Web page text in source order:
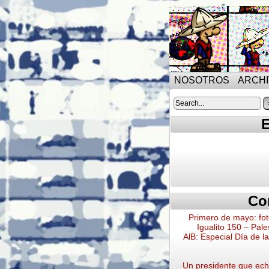
NOSOTROS
Primero de mayo:
Igualito 150 –
AlB: Especial Día de
Un presidente que